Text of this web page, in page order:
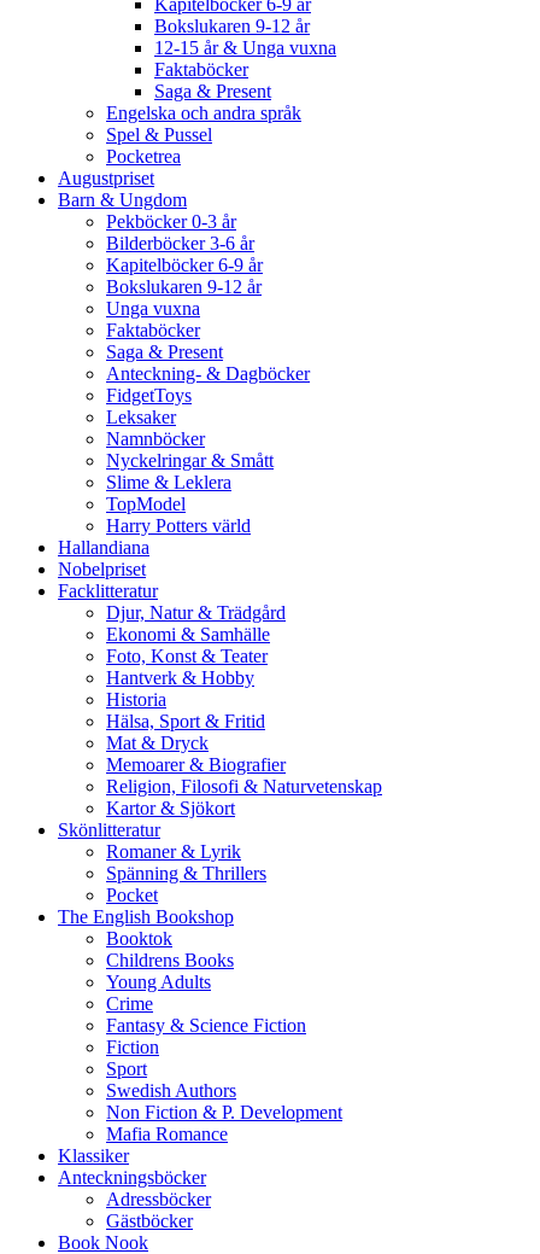
Kapitelböcker 6-9 år
Bokslukaren 9-12 år
12-15 år & Unga vuxna
Faktaböcker
Saga & Present
Engelska och andra språk
Spel & Pussel
Pocketrea
Augustpriset
Barn & Ungdom
Pekböcker 0-3 år
Bilderböcker 3-6 år
Kapitelböcker 6-9 år
Bokslukaren 9-12 år
Unga vuxna
Faktaböcker
Saga & Present
Anteckning- & Dagböcker
FidgetToys
Leksaker
Namnböcker
Nyckelringar & Smått
Slime & Leklera
TopModel
Harry Potters värld
Hallandiana
Nobelpriset
Facklitteratur
Djur, Natur & Trädgård
Ekonomi & Samhälle
Foto, Konst & Teater
Hantverk & Hobby
Historia
Hälsa, Sport & Fritid
Mat & Dryck
Memoarer & Biografier
Religion, Filosofi & Naturvetenskap
Kartor & Sjökort
Skönlitteratur
Romaner & Lyrik
Spänning & Thrillers
Pocket
The English Bookshop
Booktok
Childrens Books
Young Adults
Crime
Fantasy & Science Fiction
Fiction
Sport
Swedish Authors
Non Fiction & P. Development
Mafia Romance
Klassiker
Anteckningsböcker
Adressböcker
Gästböcker
Book Nook